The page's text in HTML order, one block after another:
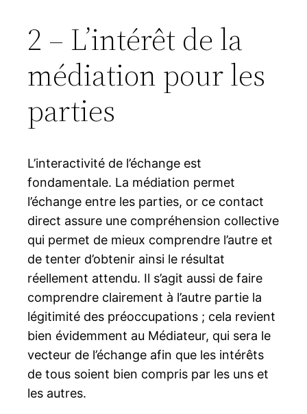
2 – L’intérêt de la
médiation pour les
parties
L’interactivité de l’échange est
fondamentale. La médiation permet
l’échange entre les parties, or ce contact
direct assure une compréhension collective
qui permet de mieux comprendre l’autre et
de tenter d’obtenir ainsi le résultat
réellement attendu. Il s’agit aussi de faire
comprendre clairement à l’autre partie la
légitimité des préoccupations ; cela revient
bien évidemment au Médiateur, qui sera le
vecteur de l’échange afin que les intérêts
de tous soient bien compris par les uns et
les autres.